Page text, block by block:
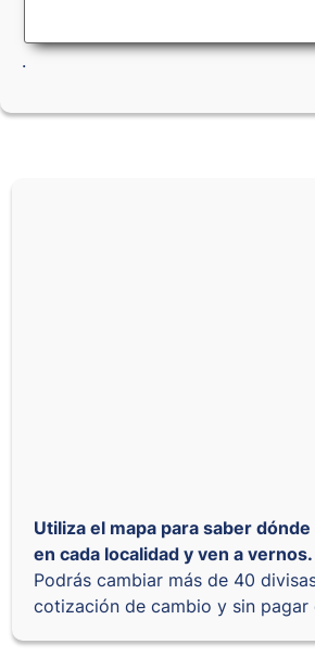
.
Utiliza el mapa para saber
en cada localidad y ven a vernos.
Podrás cambiar más de 40
cotización de cambio y sin pagar